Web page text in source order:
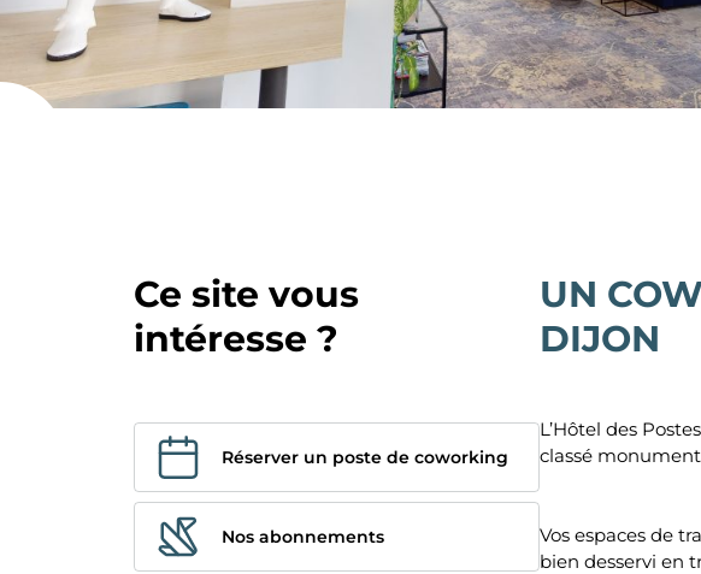
Paris 17 - Grande Armée
Ce site vous
intéresse ?
Réserver un poste de coworking
Nos abonnements
UN
DIJON
L’Hôtel des
classé
Vos espaces de
bien desservi en